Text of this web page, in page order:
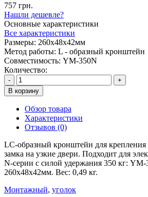
757 грн.
Нашли дешевле?
Основные характеристики
Все характеристики
Размеры: 260x48x42мм
Метод работы: L - oбразный кронштейн
Совместимость: YM-350N
Количество:
-
+
В корзину
Обзор товара
Характеристики
Отзывов (0)
LC-oбразный кронштейн для крепления
замка на узкие двери. Подходит для
N-серии с силой удержания 350 кг:
260x48x42мм. Вес: 0,49 кг.
Монтажный, уголок